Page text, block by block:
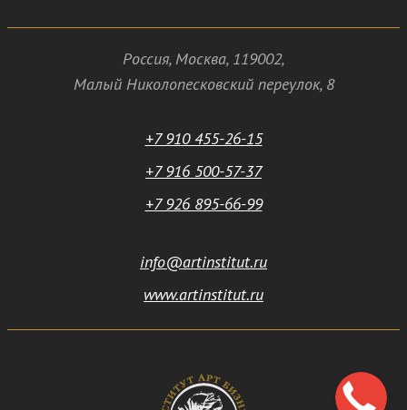
Россия, Москва, 119002,
Малый Николопесковский переулок,8
+7 910 455-26-15
+7 916 500-57-37
+7 926 895-66-99
info@artinstitut.ru
www.artinstitut.ru